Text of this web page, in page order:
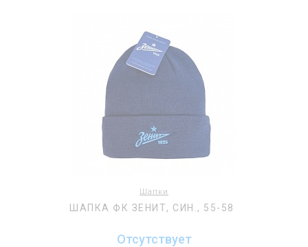
Шапки
ШАПКА ФК ЗЕНИТ, СИН., 55-58
Отсутствует